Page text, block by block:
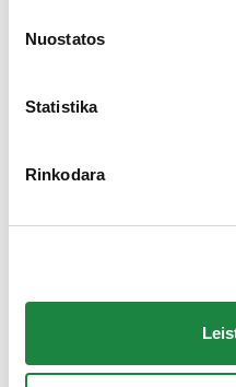
Nuostatos
Statistika
Rinkodara
INFORMACIJA